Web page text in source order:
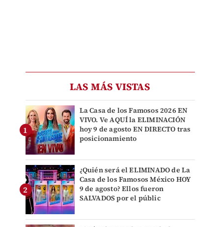
LAS MÁS VISTAS
La Casa de los Famosos 2026 EN
VIVO. Ve AQUÍ la ELIMINACIÓN
hoy 9 de agosto EN DIRECTO tras
posicionamiento
¿Quién será el ELIMINADO de La
Casa de los Famosos México HOY
9 de agosto? Ellos fueron
SALVADOS por el públic